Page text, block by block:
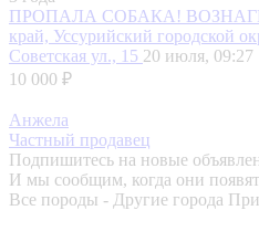
ПРОПАЛА СОБАКА!
край, Уссурийский городской
Советская ул., 15 20 июля, 09:27
10 000 ₽
Анжела
Частный продавец
Подпишитесь на новые
И мы сообщим, когда они
Все породы - Другие города